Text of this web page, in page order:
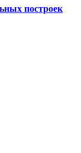
построек